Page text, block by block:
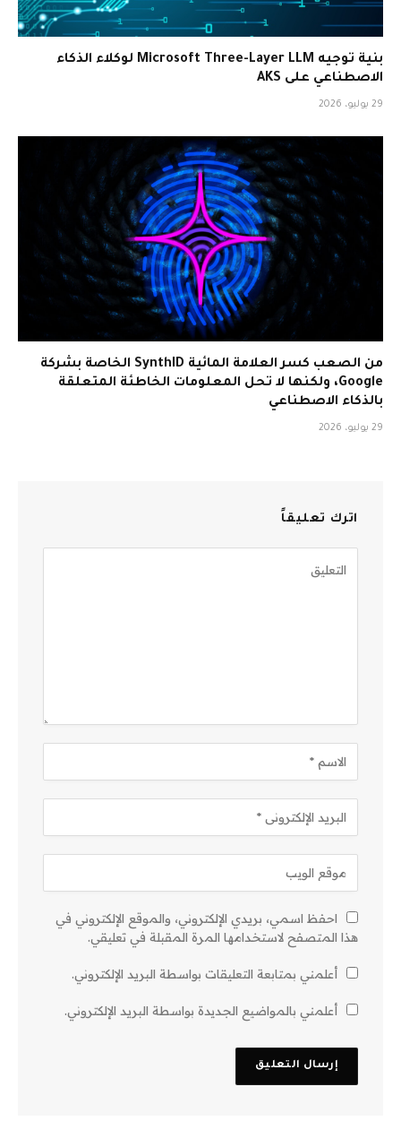
بنية توجيه Microsoft Three-Layer LLM لوكلاء الذكاء
الاصطناعي على AKS
29 يوليو، 2026
من الصعب كسر العلامة المائية SynthID الخاصة بشركة
Google، ولكنها لا تحل المعلومات الخاطئة المتعلقة
بالذكاء الاصطناعي
29 يوليو، 2026
اترك تعليقاً
احفظ اسمي، بريدي الإلكتروني، والموقع الإلكتروني في
هذا المتصفح لاستخدامها المرة المقبلة في تعليقي.
أعلمني بمتابعة التعليقات بواسطة البريد الإلكتروني.
أعلمني بالمواضيع الجديدة بواسطة البريد الإلكتروني.